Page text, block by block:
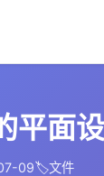
平面
09🏷️文件